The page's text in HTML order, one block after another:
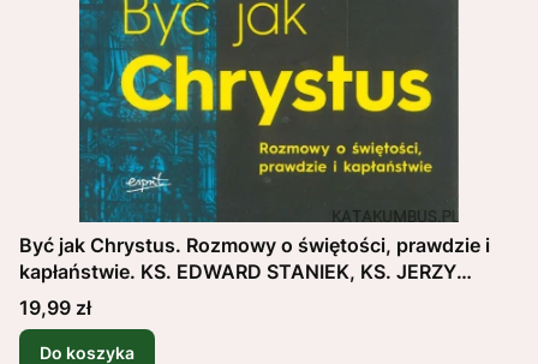
Być jak Chrystus. Rozmowy o świętości, prawdzie i
kapłaństwie. KS. EDWARD STANIEK, KS. JERZY
JASTRZĘBSKI
Cena
19,99 zł
Do koszyka